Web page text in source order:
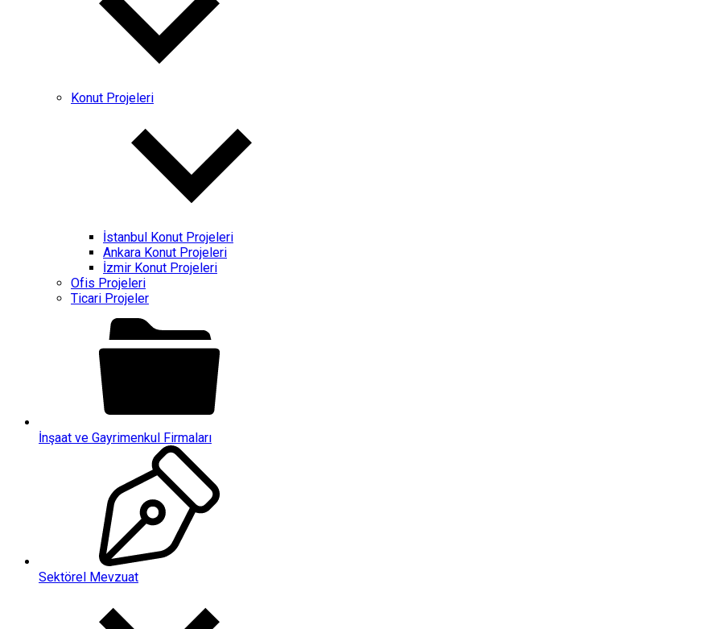
Konut Projeleri
İstanbul Konut Projeleri
Ankara Konut Projeleri
İzmir Konut Projeleri
Ofis Projeleri
Ticari Projeler
İnşaat ve Gayrimenkul Firmaları
Sektörel Mevzuat